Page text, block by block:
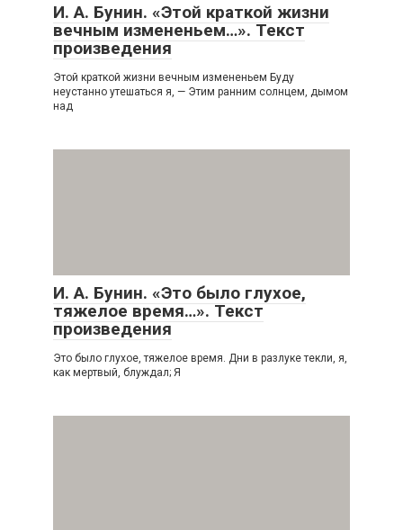
И. А. Бунин. «Этой краткой жизни
вечным измененьем…». Текст
произведения
Этой краткой жизни вечным измененьем Буду
неустанно утешаться я, — Этим ранним солнцем, дымом
над
И. А. Бунин. «Это было глухое,
тяжелое время…». Текст
произведения
Это было глухое, тяжелое время. Дни в разлуке текли, я,
как мертвый, блуждал; Я